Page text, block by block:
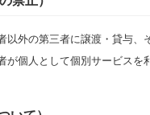
以外の第三者に譲渡・貸与、
が個人として個別サービスを